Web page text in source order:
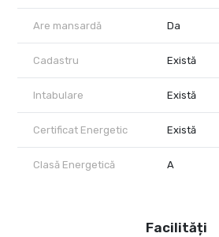
Are mansardă Da
Cadastru Există
Intabulare Există
Certificat Energetic Există
Clasă Energetică A
Facilități